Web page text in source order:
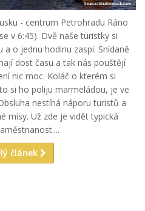
- centrum Petrohradu Ráno
v 6:45). Dvě naše turistky si
o jednu hodinu zaspí. Snídaně
dost času a tak nás pouštějí
nic moc. Koláč o kterém si
si ho poliju marmeládou, je ve
nestíhá náporu turistů a
mísy. Už zde je vidět typická
článek